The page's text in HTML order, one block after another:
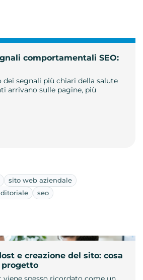
comportamentali SEO:
dei segnali più chiari della salute
arrivano sulle pagine, più
sito web aziendale
seo
e creazione del sito: cosa